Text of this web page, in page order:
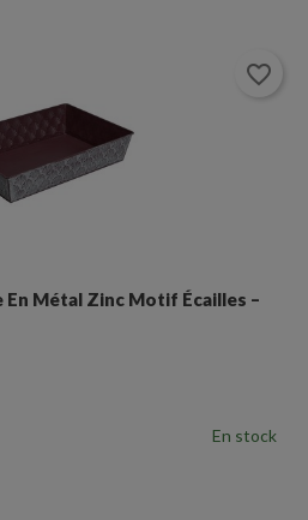
Métal Zinc Motif Écailles –
En stock
favorite_border